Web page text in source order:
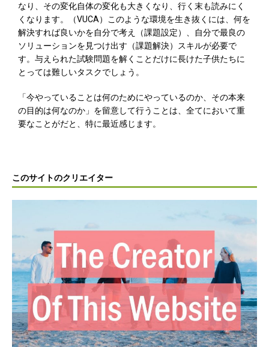
なり、その変化自体の変化も大きくなり、行く末も読みにく
くなります。（VUCA）このような環境を生き抜くには、何を
解決すれば良いかを自分で考え（課題設定）、自分で最良の
ソリューションを見つけ出す（課題解決）スキルが必要で
す。与えられた試験問題を解くことだけに長けた子供たちに
とっては難しいタスクでしょう。
「今やっていることは何のためにやっているのか、その本来
の目的は何なのか」を留意して行うことは、全てにおいて重
要なことがだと、特に最近感じます。
このサイトのクリエイター